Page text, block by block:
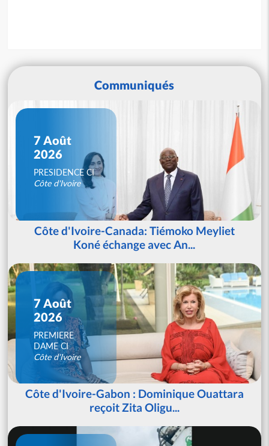
Communiqués
7 Août
2026
PRESIDENCE CI
Côte d'Ivoire
Côte d'Ivoire-Canada: Tiémoko Meyliet
Koné échange avec An...
7 Août
2026
PREMIERE
DAME CI
Côte d'Ivoire
Côte d'Ivoire-Gabon : Dominique Ouattara
reçoit Zita Oligu...